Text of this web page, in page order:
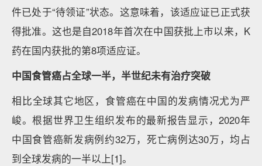
件已处于“待领证”状态。这意味着，该适应证已正式获
得批准。这也是自2018年首次在中国获批上市以来，K
药在国内获批的第8项适应证。
中国食管癌占全球一半，半世纪未有治疗突破
相比全球其它地区，食管癌在中国的发病情况尤为严
峻。根据世界卫生组织发布的最新报告显示，2020年
中国食管癌新发病例约32万，死亡病例达30万，均占
到全球发病的一半以上[1]。